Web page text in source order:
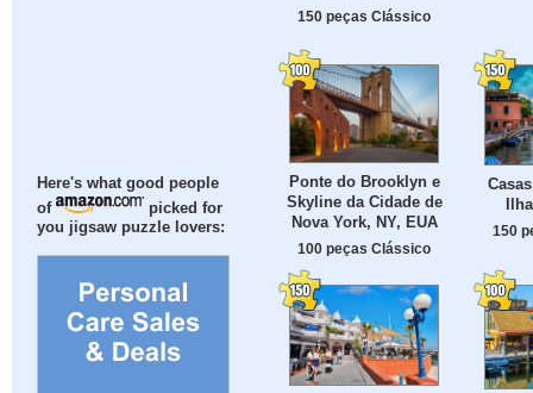
Here's what good people
of
picked for
you jigsaw puzzle lovers:
150 peças Clássico
Ponte do Brooklyn e
Skyline da Cidade de
Nova York, NY, EUA
100 peças Clássico
150